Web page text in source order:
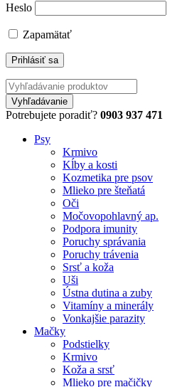
Heslo
Zapamätať
Potrebujete poradiť? 0903 937 471
Psy
Krmivo
Kĺby a kosti
Kozmetika pre psov
Mlieko pre šteňatá
Oči
Močovopohlavný ap.
Podpora imunity
Poruchy správania
Poruchy trávenia
Srsť a koža
Uši
Ústna dutina a zuby
Vitamíny a minerály
Vonkajšie parazity
Mačky
Podstielky
Krmivo
Koža a srsť
Mlieko pre mačičky